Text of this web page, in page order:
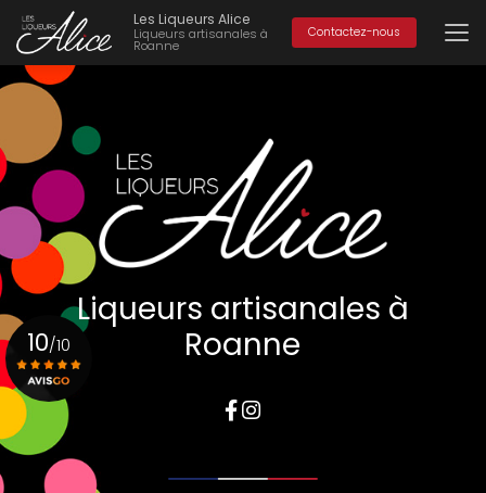
Aller
contenu
principal
Les Liqueurs Alice
Liqueurs artisanales à
Roanne
Contactez-nous
Liqueurs artisanales à
Roanne
10/10
Voir le certificat